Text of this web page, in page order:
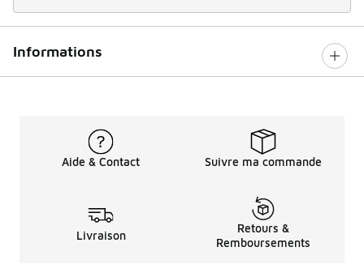
Informations
Aide & Contact Suivre ma commande
Livraison
Retours &
Remboursements